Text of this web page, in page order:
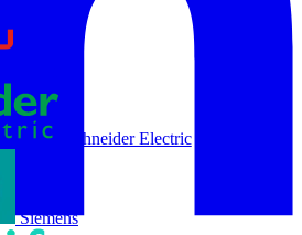
Schneider Electric
Siemens